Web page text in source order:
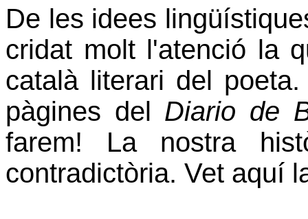
De les idees
cridat molt l'atenció la
català literari del
pàgines del Diario de
farem! La nostra
contradictòria. Vet aquí